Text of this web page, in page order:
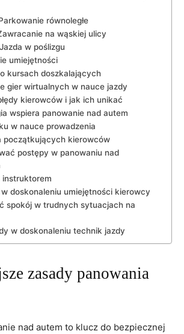
równoległe
na wąskiej ulicy
w poślizgu
⁤umiejętności
kursach doszkalających
gier wirtualnych w nauce jazdy
kierowców ⁢i jak ich unikać
wspiera panowanie nad autem
w nauce prowadzenia
początkujących kierowców
postępy w panowaniu nad
doskonaleniu umiejętności ⁣kierowcy
spokój w trudnych sytuacjach na
w doskonaleniu technik jazdy
zasady⁢ panowania
nad autem to klucz‍ do bezpiecznej